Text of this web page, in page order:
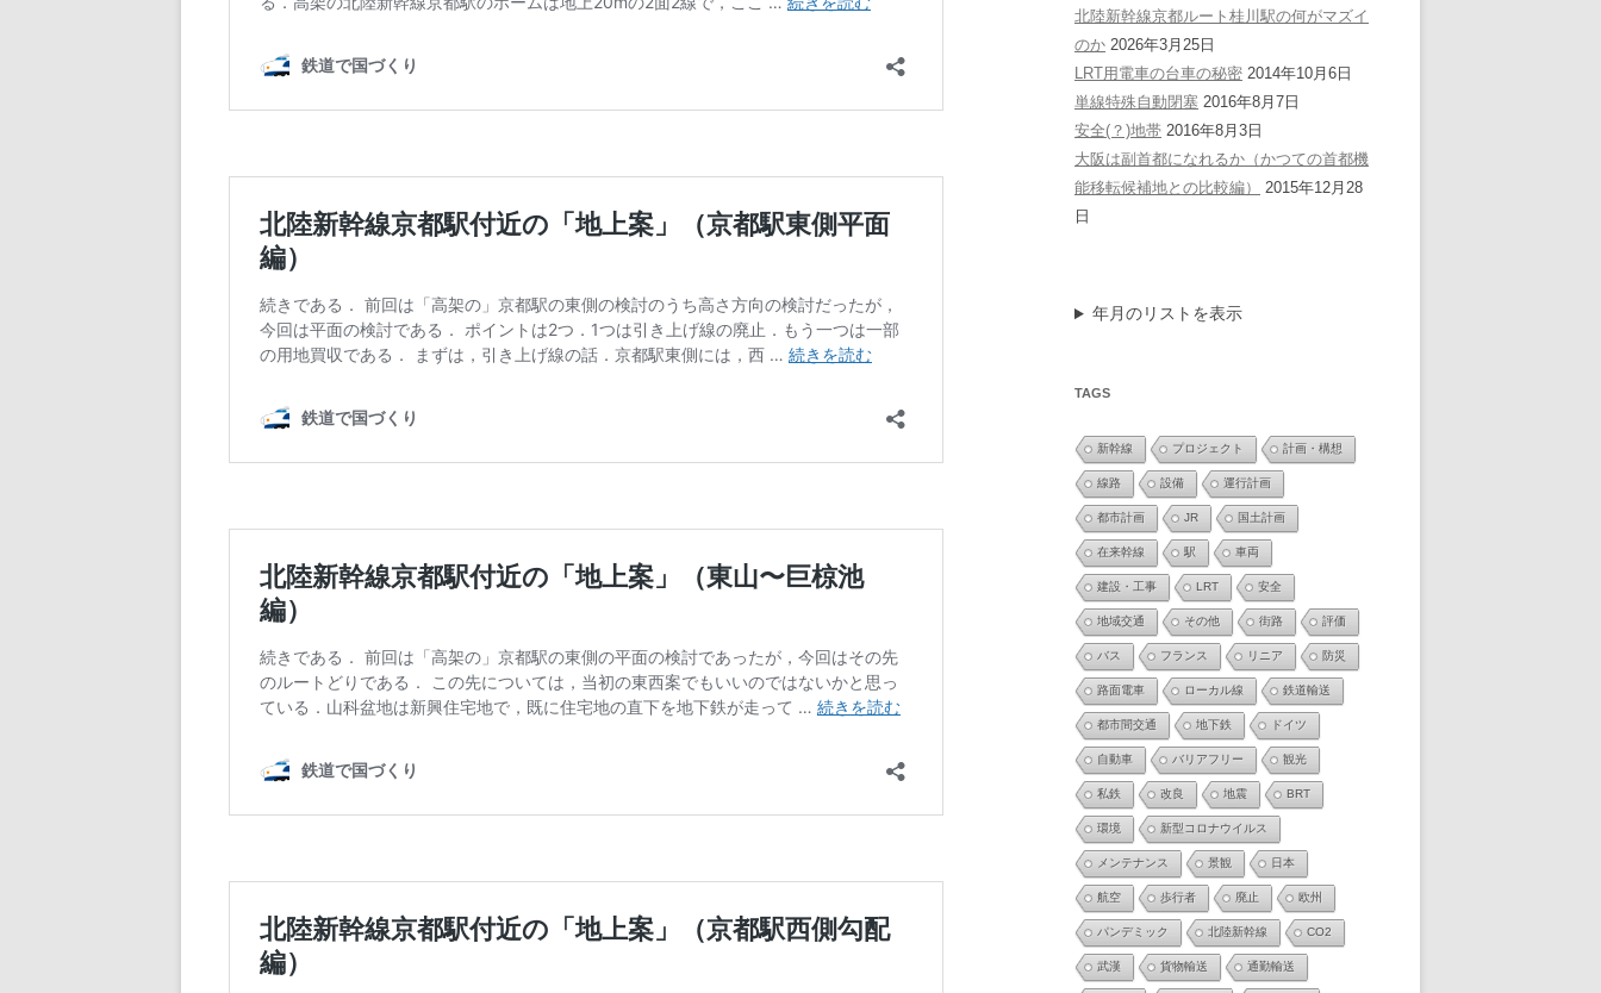
北陸新幹線京都ルート桂川駅の何がマズイ
のか 2026年3月25日
LRT用電車の台車の秘密 2014年10月6日
単線特殊自動閉塞 2016年8月7日
安全(？)地帯 2016年8月3日
大阪は副首都になれるか（かつての首都機
能移転候補地との比較編）
2015年12月28
日
年月のリストを表示
TAGS
新幹線 プロジェクト 計画・構想
線路 設備 運行計画
都市計画 JR 国土計画
在来幹線 駅 車両
建設・工事 LRT 安全
地域交通 その他 街路 評価
バス フランス リニア 防災
路面電車 ローカル線 鉄道輸送
都市間交通 地下鉄 ドイツ
自動車 バリアフリー 観光
私鉄 改良 地震 BRT
環境 新型コロナウイルス
メンテナンス 景観 日本
航空 歩行者 廃止 欧州
パンデミック 北陸新幹線 CO2
武漢 貨物輸送 通勤輸送